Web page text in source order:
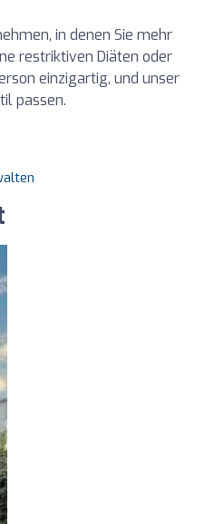
in denen Sie mehr
restriktiven Diäten oder
einzigartig, und unser
passen.